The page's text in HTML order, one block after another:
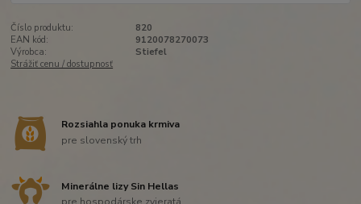
Číslo produktu:
820
EAN kód:
9120078270073
Výrobca:
Stiefel
Strážiť cenu / dostupnosť
Rozsiahla ponuka krmiva
pre slovenský trh
Minerálne lizy Sin Hellas